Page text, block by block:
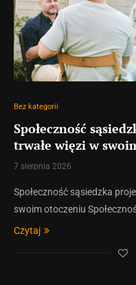
Bez kategorii
Społeczność
trwałe więzi w
7 sierpnia 2026
Społeczność sąsiedzka
swoim otoczeniu
Czytaj